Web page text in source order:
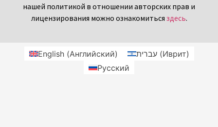
нашей политикой в отношении авторских прав и
лицензирования можно ознакомиться здесь.
English(Английский) עברית(Иврит)
Русский